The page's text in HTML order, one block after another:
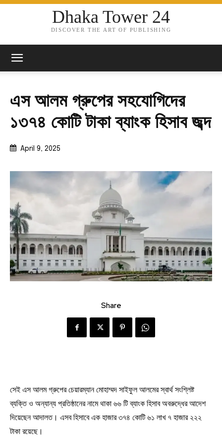
Dhaka Tower 24
DISCOVER THE ART OF PUBLISHING
এস আলম গ্রুপের সহযোগিদের
১৩৭৪ কোটি টাকা ব্যাংক হিসাব জব্দ
April 9, 2025
Share
সেই এস আলম গ্রুপের চেয়ারম্যান মোহাম্মদ সাইফুল আলমের স্বার্থ সংশ্লিষ্ট
ব্যক্তি ও অন্যান্য প্রতিষ্ঠানের নামে থাকা ৬৬ টি ব্যাংক হিসাব অবরুদ্ধের আদেশ
দিয়েছেন আদালত। এসব হিসাবে এক হাজার ৩৭৪ কোটি ৬১ লাখ ৭ হাজার ২২২
টাকা রয়েছে।